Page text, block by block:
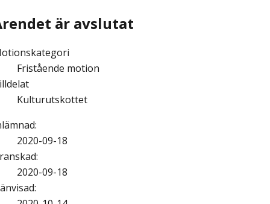
är avslutat
Fristående motion
Kulturutskottet
:
2020-09-18
:
2020-09-18
: